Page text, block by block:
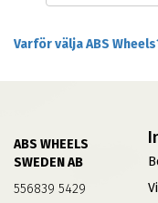
Varför välja ABS
ABS WHEELS
SWEDEN AB
556839 5429